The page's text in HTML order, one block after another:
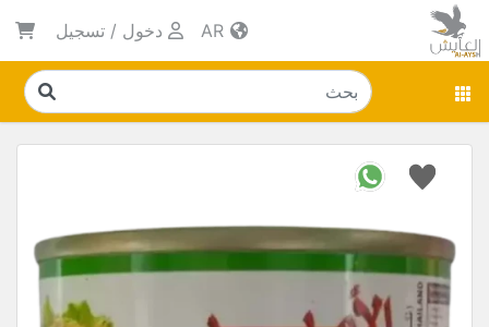
دخول / تسجيل